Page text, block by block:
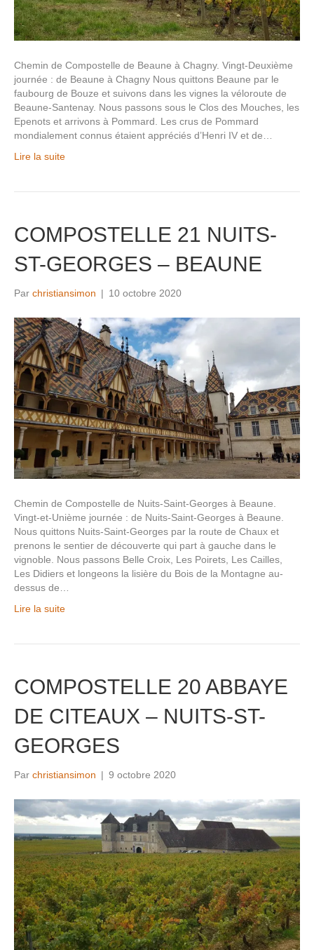
Chemin de Compostelle de Beaune à Chagny. Vingt-Deuxième
journée : de Beaune à Chagny Nous quittons Beaune par le
faubourg de Bouze et suivons dans les vignes la véloroute de
Beaune-Santenay. Nous passons sous le Clos des Mouches, les
Epenots et arrivons à Pommard. Les crus de Pommard
mondialement connus étaient appréciés d’Henri IV et de…
Lire la suite
COMPOSTELLE 21 NUITS-
ST-GEORGES – BEAUNE
Par christiansimon | 10 octobre 2020
Chemin de Compostelle de Nuits-Saint-Georges à Beaune.
Vingt-et-Unième journée : de Nuits-Saint-Georges à Beaune.
Nous quittons Nuits-Saint-Georges par la route de Chaux et
prenons le sentier de découverte qui part à gauche dans le
vignoble. Nous passons Belle Croix, Les Poirets, Les Cailles,
Les Didiers et longeons la lisière du Bois de la Montagne au-
dessus de…
Lire la suite
COMPOSTELLE 20 ABBAYE
DE CITEAUX – NUITS-ST-
GEORGES
Par christiansimon | 9 octobre 2020